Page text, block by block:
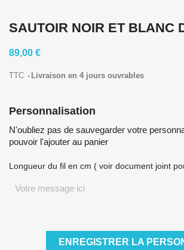
SAUTOIR NOIR ET BLANC
89,00 €
TTC Livraison en 4 jours ouvrables
Personnalisation
N'oubliez pas de sauvegarder votre
pouvoir l'ajouter au panier
Longueur du fil en cm ( voir document joint
ENREGISTRER LA